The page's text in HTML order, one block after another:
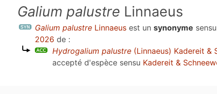
contenu
Galium palustre Linnaeus
Galium palustre Linnaeus est un synonyme
2026 de :
Hydrogalium palustre (Linnaeus) Kadereit &
accepté d'espèce sensu Kadereit &